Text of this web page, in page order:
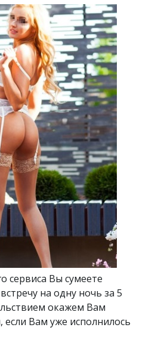
Вы сумеете
на одну ночь за 5
окажем Вам
если Вам уже исполнилось